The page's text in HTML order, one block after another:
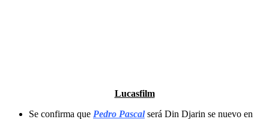
Lucasfilm
Se confirma que Pedro Pascalserá Din Djarin se nuevo en